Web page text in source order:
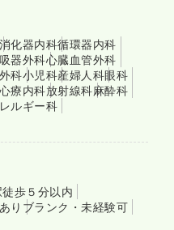
消化器内科循環器内科
器外科心臓血管外科
科小児科産婦人科眼科
療内科放射線科麻酔科
ルギー科
徒歩５分以内
り ブランク・未経験可